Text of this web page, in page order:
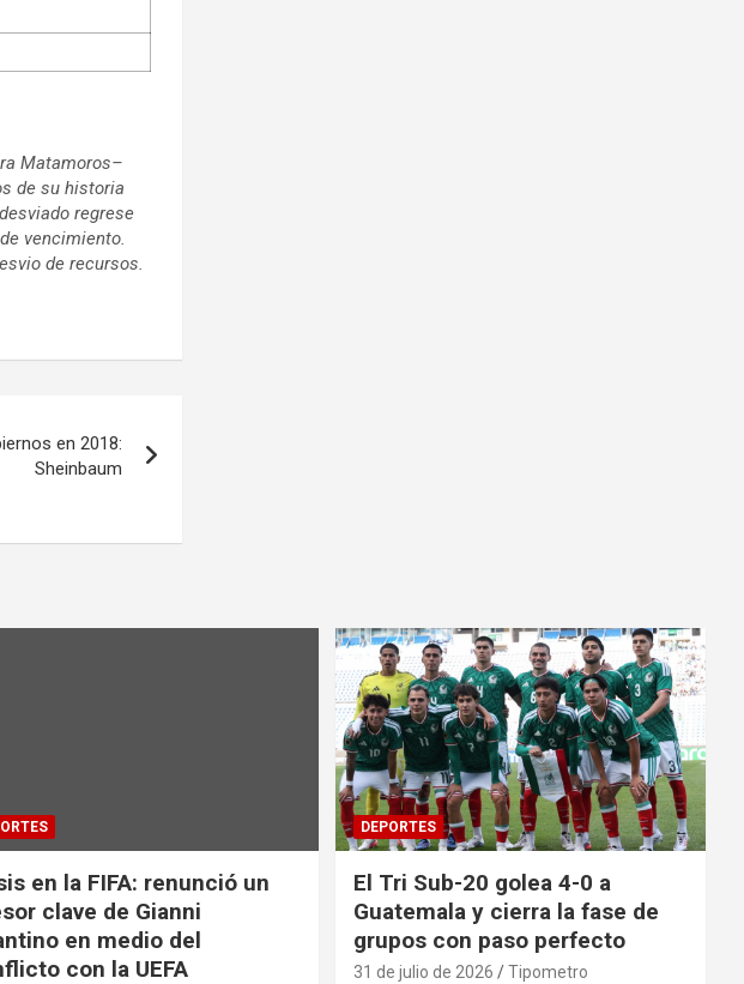
Matamoros–
de su historia
regrese
vencimiento.
de recursos.
en 2018:
Sheinbaum
en la FIFA: renunció un
clave de Gianni
en medio del
con la UEFA
DEPORTES
El Tri Sub-20 golea 4-0 a
Guatemala y cierra la fase de
grupos con paso perfecto
31 de julio de 2026 Tipometro